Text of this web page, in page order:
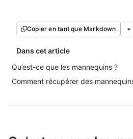
Copier en tant que Markdown
Dans cet article
Qu’est-ce que les mannequins ?
Comment récupérer des